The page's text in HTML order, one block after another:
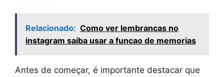
Relacionado: Como ver lembrancas no
instagram saiba usar a funcao de memorias
Antes de começar, é importante destacar que